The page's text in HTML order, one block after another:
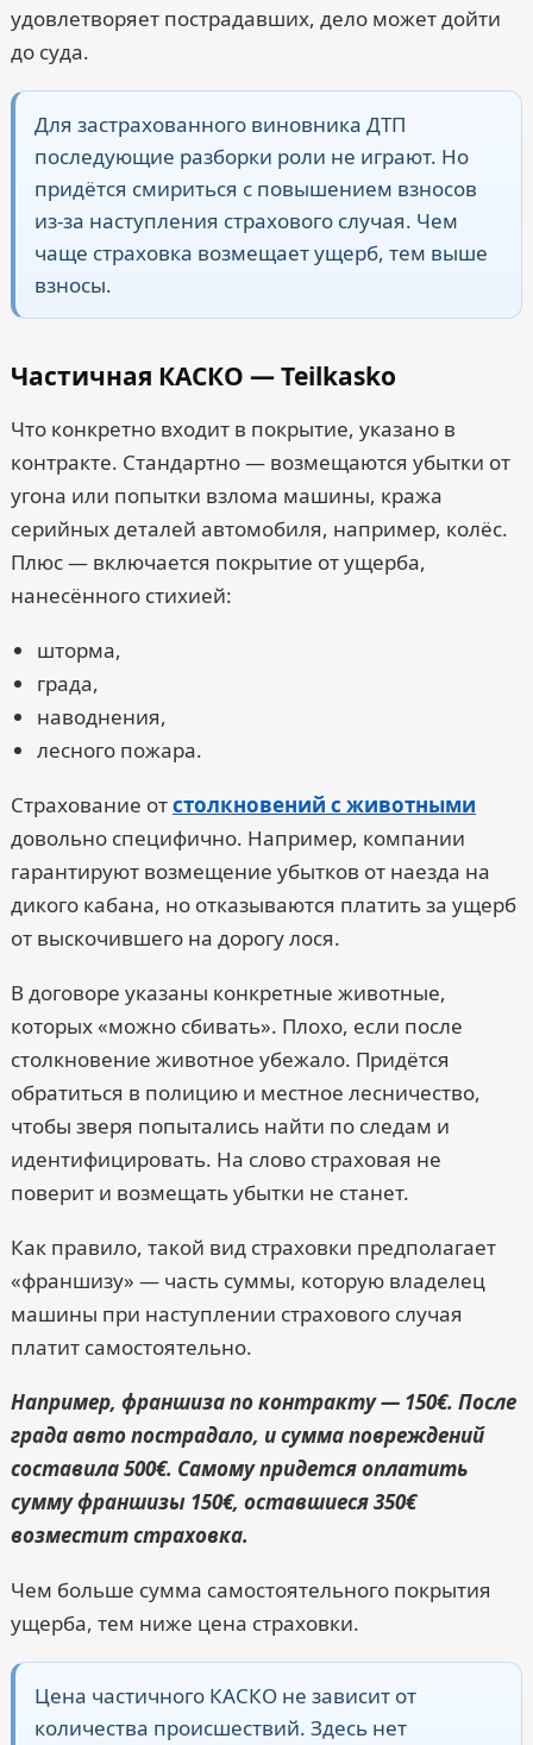
удовлетворяет пострадавших, дело может дойти
до суда.
Для застрахованного виновника ДТП
последующие разборки роли не играют. Но
придётся смириться с повышением взносов
из-за наступления страхового случая. Чем
чаще страховка возмещает ущерб, тем выше
взносы.
Частичная КАСКО — Teilkasko
Что конкретно входит в покрытие, указано в
контракте. Стандартно — возмещаются убытки от
угона или попытки взлома машины, кража
серийных деталей автомобиля, например, колёс.
Плюс — включается покрытие от ущерба,
нанесённого стихией:
шторма,
града,
наводнения,
лесного пожара.
Страхование отстолкновений с животными
довольно специфично. Например, компании
гарантируют возмещение убытков от наезда на
дикого кабана, но отказываются платить за ущерб
от выскочившего на дорогу лося.
В договоре указаны конкретные животные,
которых «можно сбивать». Плохо, если после
столкновение животное убежало. Придётся
обратиться в полицию и местное лесничество,
чтобы зверя попытались найти по следам и
идентифицировать. На слово страховая не
поверит и возмещать убытки не станет.
Как правило, такой вид страховки предполагает
«франшизу» — часть суммы, которую владелец
машины при наступлении страхового случая
платит самостоятельно.
Например, франшиза по контракту — 150€. После
града авто пострадало, и сумма повреждений
составила 500€. Самому придется оплатить
сумму франшизы 150€, оставшиеся 350€
возместит страховка.
Чем больше сумма самостоятельного покрытия
ущерба, тем ниже цена страховки.
Цена частичного КАСКО не зависит от
количества происшествий. Здесь нет